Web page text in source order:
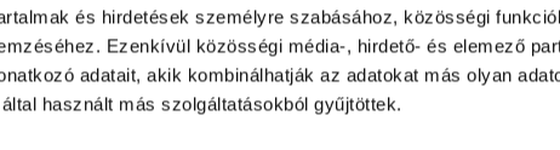
és hirdetések személyre szabásához, közösségi
Ezenkívül közösségi média-, hirdető- és elemező
adatait, akik kombinálhatják az adatokat más olyan
használt más szolgáltatásokból gyűjtöttek.